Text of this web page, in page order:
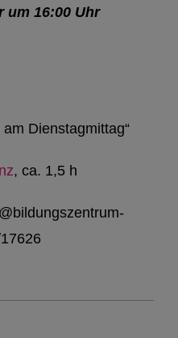
um 16:00 Uhr
Dienstagmittag“
, ca. 1,5 h